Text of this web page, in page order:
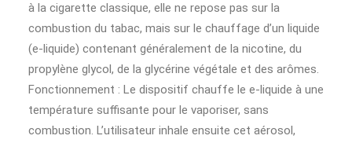
à la cigarette classique, elle ne repose pas sur la
combustion du tabac, mais sur le chauffage d’un liquide
(e-liquide) contenant généralement de la nicotine, du
propylène glycol, de la glycérine végétale et des arômes.
Fonctionnement : Le dispositif chauffe le e-liquide à une
température suffisante pour le vaporiser, sans
combustion. L’utilisateur inhale ensuite cet aérosol,